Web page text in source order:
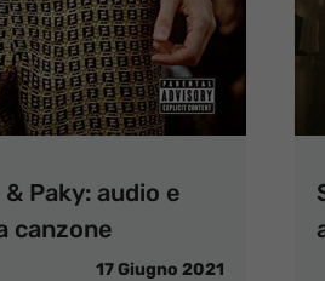
Paky: audio e
canzone
17 Giugno 2021